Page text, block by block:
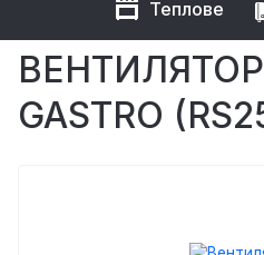
Теплове
EUROPROFTECH Нейтральне
GASTRO